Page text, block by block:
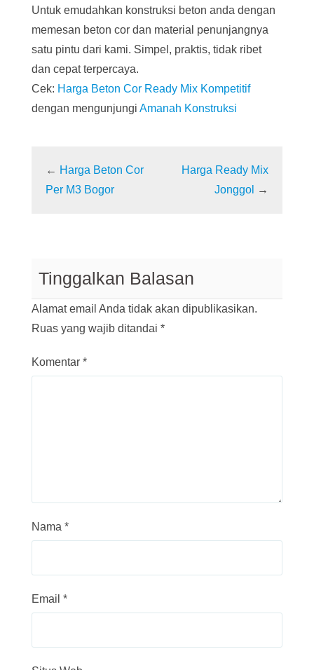
Untuk emudahkan konstruksi beton anda dengan
memesan beton cor dan material penunjangnya
satu pintu dari kami. Simpel, praktis, tidak ribet
dan cepat terpercaya.
Cek: Harga Beton Cor Ready Mix Kompetitif
dengan mengunjungi Amanah Konstruksi
← Harga Beton Cor
Per M3 Bogor
Harga Ready Mix
Jonggol
→
Tinggalkan Balasan
Alamat email Anda tidak akan dipublikasikan.
Ruas yang wajib ditandai *
Komentar *
Nama *
Email *